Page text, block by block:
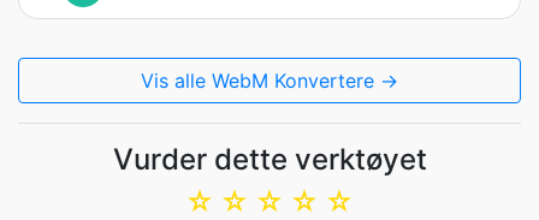
Vis alle WebM Konvertere →
Vurder dette verktøyet
☆
☆
☆
☆
☆